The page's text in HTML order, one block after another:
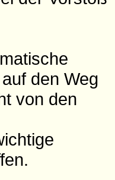
den Weg
von den